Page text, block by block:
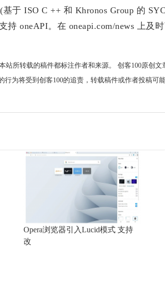
于 ISO C ++ 和 Khronos Group 的
持 oneAPI。在 oneapi.com/news 上及时
站所转载的稿件都标注作者和来源。 创客100原创
行为将受到创客100的追责，转载稿件或作者投稿可
Opera浏览器引入Lucid模式 支持
改